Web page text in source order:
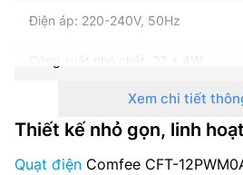
Điện áp: 220-240V, 50Hz
Công suất nhỏ nhất: 22 ± 4W
Công suất lớn nhất: 30 ± 4W
Tốc độ quạt lớn nhất: 1200±100 rpm
Xem chi tiết
Thiết kế nhỏ gọn, linh hoạt
Quạt điện Comfee CFT-